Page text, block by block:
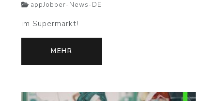
appJobber-News-DE
im Supermarkt!
MEHR